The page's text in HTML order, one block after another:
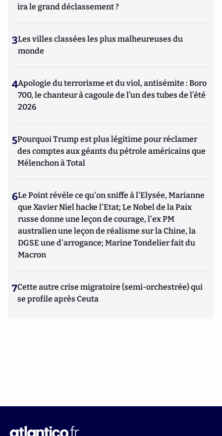
ira le grand déclassement ?
3Les villes classées les plus malheureuses du
monde
4Apologie du terrorisme et du viol, antisémite : Boro
700, le chanteur à cagoule de l’un des tubes de l’été
2026
5Pourquoi Trump est plus légitime pour réclamer
des comptes aux géants du pétrole américains que
Mélenchon à Total
6Le Point révèle ce qu'on sniffe à l'Elysée, Marianne
que Xavier Niel hacke l'Etat; Le Nobel de la Paix
russe donne une leçon de courage, l'ex PM
australien une leçon de réalisme sur la Chine, la
DGSE une d'arrogance; Marine Tondelier fait du
Macron
7Cette autre crise migratoire (semi-orchestrée) qui
se profile après Ceuta